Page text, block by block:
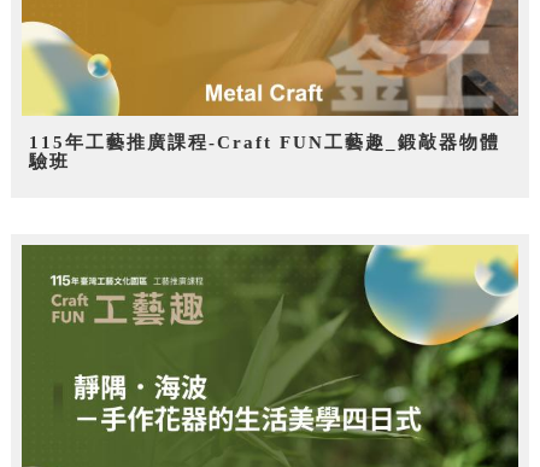
115年工藝推廣課程-Craft FUN工藝趣_鍛敲器物體
驗班